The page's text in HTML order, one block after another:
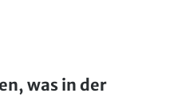
was in der